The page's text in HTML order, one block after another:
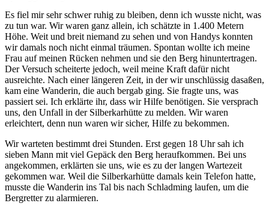
Es fiel mir sehr schwer ruhig zu bleiben, denn ich wusste nicht, was
zu tun war. Wir waren ganz allein, ich schätzte in 1.400 Metern
Höhe. Weit und breit niemand zu sehen und von Handys konnten
wir damals noch nicht einmal träumen. Spontan wollte ich meine
Frau auf meinen Rücken nehmen und sie den Berg hinuntertragen.
Der Versuch scheiterte jedoch, weil meine Kraft dafür nicht
ausreichte. Nach einer längeren Zeit, in der wir unschlüssig dasaßen,
kam eine Wanderin, die auch bergab ging. Sie fragte uns, was
passiert sei. Ich erklärte ihr, dass wir Hilfe benötigen. Sie versprach
uns, den Unfall in der Silberkarhütte zu melden. Wir waren
erleichtert, denn nun waren wir sicher, Hilfe zu bekommen.
Wir warteten bestimmt drei Stunden. Erst gegen 18 Uhr sah ich
sieben Mann mit viel Gepäck den Berg heraufkommen. Bei uns
angekommen, erklärten sie uns, wie es zu der langen Wartezeit
gekommen war. Weil die Silberkarhütte damals kein Telefon hatte,
musste die Wanderin ins Tal bis nach Schladming laufen, um die
Bergretter zu alarmieren.